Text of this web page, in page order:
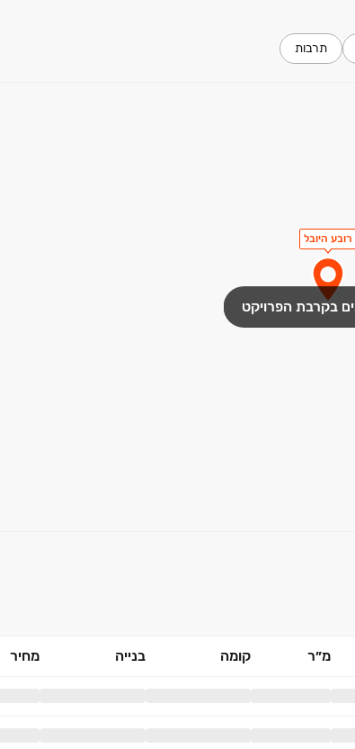
תרבות
רובע היובל
בקרבת הפרויקט
מ״ר קומה בנייה מחיר